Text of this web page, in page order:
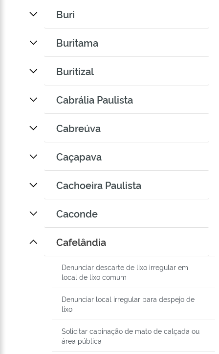
Buri
Buritama
Buritizal
Cabrália Paulista
Cabreúva
Caçapava
Cachoeira Paulista
Caconde
Cafelândia
Denunciar descarte de lixo irregular em
local de lixo comum
Denunciar local irregular para despejo de
lixo
Solicitar capinação de mato de calçada ou
área pública